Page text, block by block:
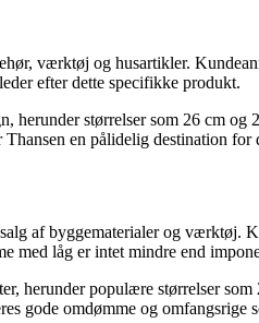
værktøj og husartikler.
efter dette specifikke produkt.
herunder størrelser som 26 cm
en pålidelig destination
af byggematerialer og
med låg er intet mindre end
herunder populære størrelser
gode omdømme og